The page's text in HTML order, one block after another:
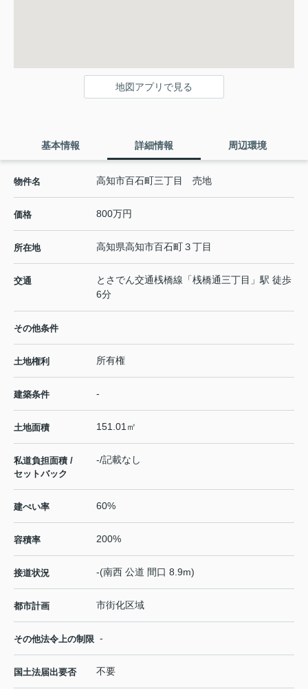
地図アプリで見る
基本情報 詳細情報 周辺環境
物件名 高知市百石町三丁目 売地
価格 800万円
所在地 高知県高知市百石町３丁目
交通 とさでん交通桟橋線 「桟橋通三丁目 」駅 徒歩
6分
その他条件
土地権利 所有権
建築条件 -
土地面積 151.01㎡
私道負担面積 /
セットバック
-/記載なし
建ぺい率 60%
容積率 200%
接道状況 -(南西 公道 間口 8.9m)
都市計画 市街化区域
その他法令上の制限 -
国土法届出要否 不要